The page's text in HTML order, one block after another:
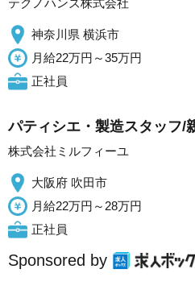
テクノハンズ株式会社
神奈川県 横浜市
月給22万円～35万円
正社員
パティシエ・製造スタッフ/
株式会社ミルフィーユ
大阪府 吹田市
月給22万円～28万円
正社員
Sponsored by